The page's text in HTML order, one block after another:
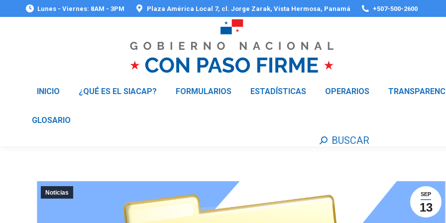
Lunes - Viernes: 8AM - 3PM Plaza América Local 7, cl. Jorge Zarak, Vista Hermosa, Panamá +507-500-2600
INICIO ¿QUÉ ES EL SIACAP? FORMULARIOS ESTADÍSTICAS OPERARIOS
GLOSARIO
Buscar:BUSCAR
SEP
13
Noticias